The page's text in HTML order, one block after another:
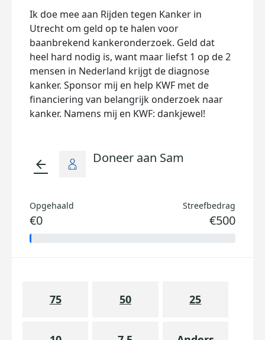
Ik doe mee aan Rijden tegen Kanker in
Utrecht om geld op te halen voor
baanbrekend kankeronderzoek. Geld dat
heel hard nodig is, want maar liefst 1 op de 2
mensen in Nederland krijgt de diagnose
kanker. Sponsor mij en help KWF met de
financiering van belangrijk onderzoek naar
kanker. Namens mij en KWF: dankjewel!
arrow_back Doneer aan Sam
Opgehaald
€0
Streefbedrag
€500
75 50 25